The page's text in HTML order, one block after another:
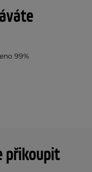
99%
přikoupit